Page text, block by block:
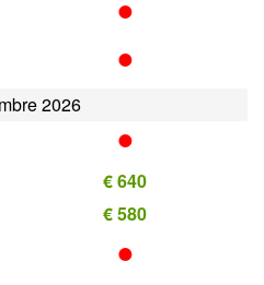
•
2026
•
€ 640
€ 580
•